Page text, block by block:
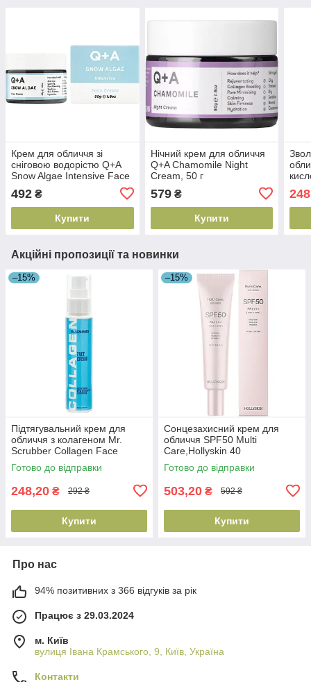
Крем для обличчя зі
сніговою водорістю Q+A
Snow Algae Intensive Face
(5060486264001)
492 ₴
Купити
Нічний крем для обличчя
Q+A Chamomile Night
Cream, 50 г
579₴
Купити
Акційні пропозиції та новинки
–15%
Підтягувальний крем для
обличчя з колагеном Mr.
Scrubber Collagen Face
Cream, 50 мл
(4823109700581)
Готово до відправки
248,20 ₴ 292 ₴
Купити
–15%
Сонцезахисний крем для
обличчя SPF50 Multi
Care,Hollyskin 40
ml(4823109704428)
Готово до відправки
503,20 ₴ 592 ₴
Купити
Про нас
94% позитивних з 366 відгуків за рік
Працює з 29.03.2024
м. Київ
вулиця Івана Крамського, 9, Київ, Україна
Контакти